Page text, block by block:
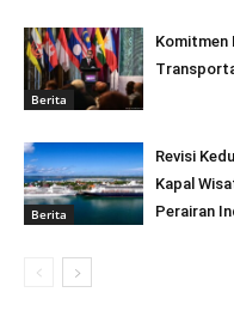
Berita
Komitmen
Berita
Revisi
Kapal
Perairan